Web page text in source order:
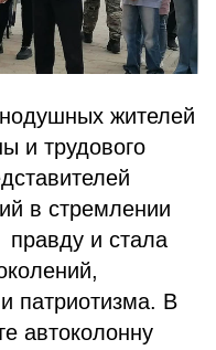
жителей
и трудового
в стремлении
правду и стала
патриотизма. В
автоколонну